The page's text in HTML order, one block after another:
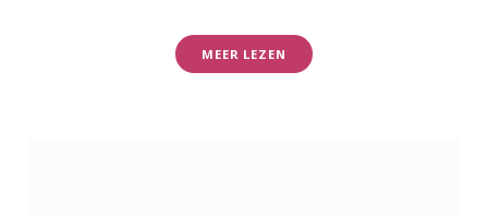
MEER LEZEN